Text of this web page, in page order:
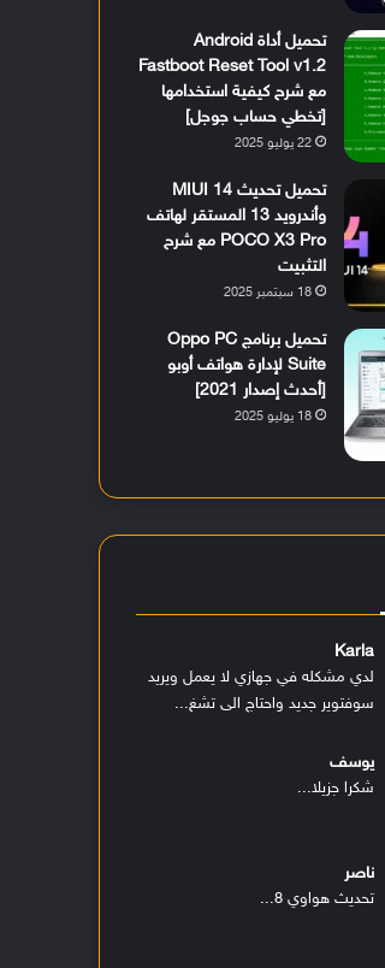
تحميل أداة Android
Fastboot Reset Tool v1.2
مع شرح كيفية استخدامها
[تخطي حساب جوجل]
22 يوليو 2025
تحميل تحديث MIUI 14
وأندرويد 13 المستقر لهاتف
POCO X3 Pro مع شرح
التثبيت
18 سبتمبر 2025
تحميل برنامج Oppo PC
Suite لإدارة هواتف أوبو
[أحدث إصدار 2021]
18 يوليو 2025
Karla
لدي مشكله في جهازي لا يعمل ويريد
سوفتوير جديد واحتاج الى تشغ...
يوسف
شكرا جزيلا...
ناصر
تحديث هواوي 8...